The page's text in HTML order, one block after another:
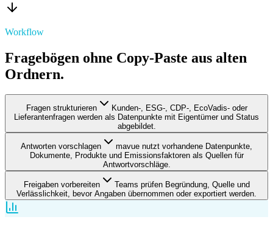
Workflow
Fragebögen ohne Copy-Paste aus alten
Ordnern.
Fragen strukturieren
Kunden-, ESG-, CDP-, EcoVadis- oder
Lieferantenfragen werden als Datenpunkte mit Eigentümer und Status
abgebildet.
Antworten vorschlagen
mavue nutzt vorhandene Datenpunkte,
Dokumente, Produkte und Emissionsfaktoren als Quellen für
Antwortvorschläge.
Freigaben vorbereiten
Teams prüfen Begründung, Quelle und
Verlässlichkeit, bevor Angaben übernommen oder exportiert werden.